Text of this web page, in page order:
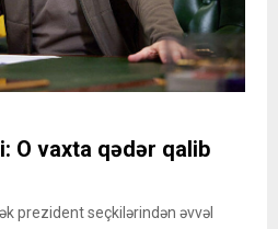
O vaxta qədər qalib
prezident seçkilərindən əvvəl